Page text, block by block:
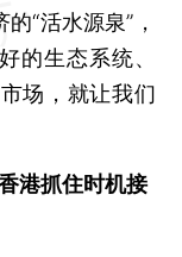
“活水源泉”，
的生态系统、
场，就让我们
港抓住时机接